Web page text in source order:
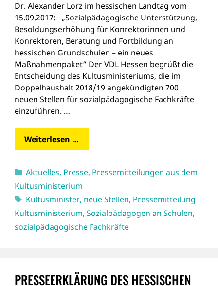
Dr. Alexander Lorz im hessischen Landtag vom
15.09.2017: „Sozialpädagogische Unterstützung,
Besoldungserhöhung für Konrektorinnen und
Konrektoren, Beratung und Fortbildung an
hessischen Grundschulen – ein neues
Maßnahmenpaket“ Der VDL Hessen begrüßt die
Entscheidung des Kultusministeriums, die im
Doppelhaushalt 2018/19 angekündigten 700
neuen Stellen für sozialpädagogische Fachkräfte
einzuführen. …
Weiterlesen …
Kategorien
Aktuelles, Presse, Pressemitteilungen aus dem
Kultusministerium
Schlagwörter
Kultusminister, neue Stellen, Pressemitteilung
Kultusministerium, Sozialpädagogen an Schulen,
sozialpädagogische Fachkräfte
PRESSEERKLÄRUNG DES HESSISCHEN